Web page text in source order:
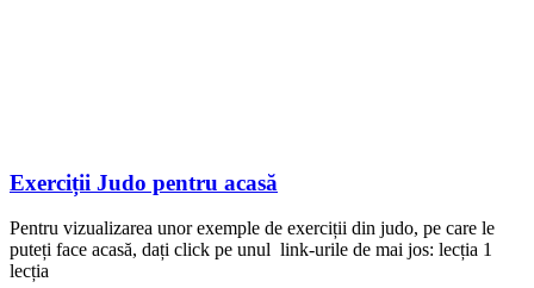
Exerciții Judo pentru acasă
Pentru vizualizarea unor exemple de exerciții din judo, pe care le
puteți face acasă, dați click pe unul link-urile de mai jos: lecția 1
lecția